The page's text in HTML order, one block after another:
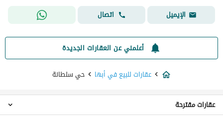
الإيميل
اتصال
أعلمني عن العقارات الجديدة
عقارات للبيع في أبها
حي سلطانة
عقارات مقترحة